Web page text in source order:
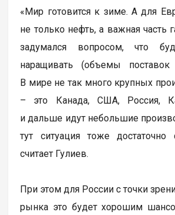
«Мир готовится к зиме. А для
не только нефть, а важная часть
задумался вопросом, что
наращивать (объемы
В мире не так много крупных
– это Канада, США, Россия,
и дальше идут небольшие
тут ситуация тоже достаточно
считает Гулиев.
При этом для России с точки
рынка это будет хорошим